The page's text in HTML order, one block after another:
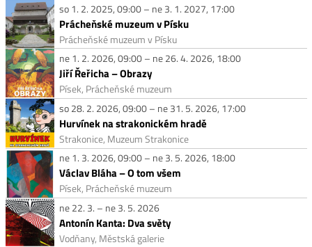
so 1. 2. 2025, 09:00 – ne 3. 1. 2027, 17:00
Prácheňské muzeum v Písku
Prácheňské muzeum v Písku
ne 1. 2. 2026, 09:00 – ne 26. 4. 2026, 18:00
Jiří Řeřicha – Obrazy
Písek, Prácheňské muzeum
so 28. 2. 2026, 09:00 – ne 31. 5. 2026, 17:00
Hurvínek na strakonickém hradě
Strakonice, Muzeum Strakonice
ne 1. 3. 2026, 09:00 – ne 3. 5. 2026, 18:00
Václav Bláha – O tom všem
Písek, Prácheňské muzeum
ne 22. 3. – ne 3. 5. 2026
Antonín Kanta: Dva světy
Vodňany, Městská galerie